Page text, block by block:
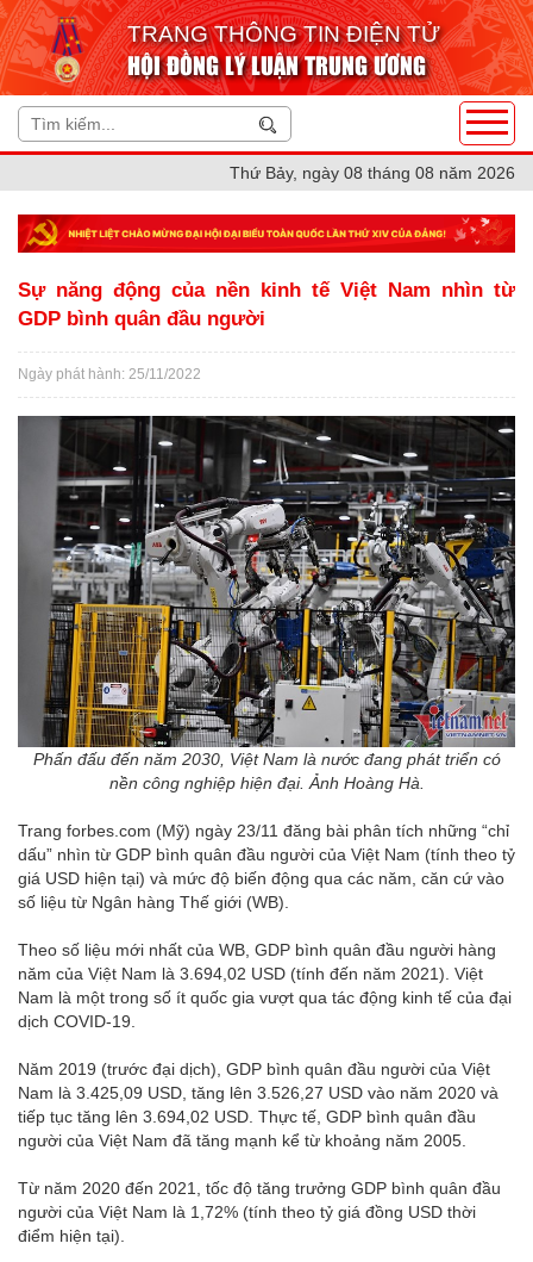
TRANG THÔNG TIN ĐIỆN TỬ
HỘI ĐỒNG LÝ LUẬN TRUNG ƯƠNG
Thứ Bảy, ngày 08 tháng 08 năm 2026
Sự năng động của nền kinh tế Việt Nam nhìn từ
GDP bình quân đầu người
Ngày phát hành: 25/11/2022
Phấn đấu đến năm 2030, Việt Nam là nước đang phát triển có
nền công nghiệp hiện đại. Ảnh Hoàng Hà.
Trang forbes.com (Mỹ) ngày 23/11 đăng bài phân tích những “chỉ
dấu” nhìn từ GDP bình quân đầu người của Việt Nam (tính theo tỷ
giá USD hiện tại) và mức độ biến động qua các năm, căn cứ vào
số liệu từ Ngân hàng Thế giới (WB).
Theo số liệu mới nhất của WB, GDP bình quân đầu người hàng
năm của Việt Nam là 3.694,02 USD (tính đến năm 2021). Việt
Nam là một trong số ít quốc gia vượt qua tác động kinh tế của đại
dịch COVID-19.
Năm 2019 (trước đại dịch), GDP bình quân đầu người của Việt
Nam là 3.425,09 USD, tăng lên 3.526,27 USD vào năm 2020 và
tiếp tục tăng lên 3.694,02 USD. Thực tế, GDP bình quân đầu
người của Việt Nam đã tăng mạnh kể từ khoảng năm 2005.
Từ năm 2020 đến 2021, tốc độ tăng trưởng GDP bình quân đầu
người của Việt Nam là 1,72% (tính theo tỷ giá đồng USD thời
điểm hiện tại).